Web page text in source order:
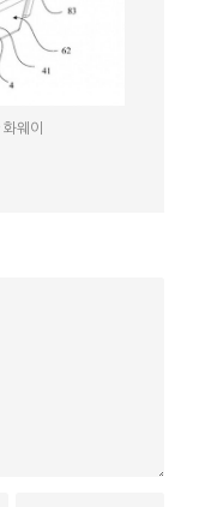
웨이